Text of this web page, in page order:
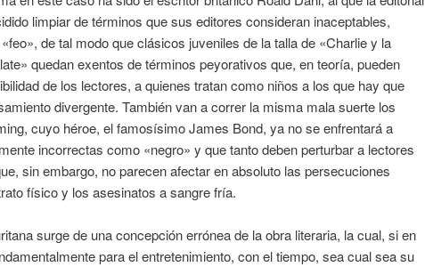
limpiar de términos que sus editores consideran inaceptables,
de tal modo que clásicos juveniles de la talla de «Charlie y la
quedan exentos de términos peyorativos que, en teoría, pueden
de los lectores, a quienes tratan como niños a los que hay que
divergente. También van a correr la misma mala suerte los
cuyo héroe, el famosísimo James Bond, ya no se enfrentará a
incorrectas como «negro» y que tanto deben perturbar a lectores
sin embargo, no parecen afectar en absoluto las persecuciones
físico y los asesinatos a sangre fría.
surge de una concepción errónea de la obra literaria, la cual, si en
para el entretenimiento, con el tiempo, sea cual sea su